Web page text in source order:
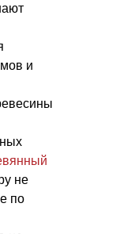
и
не
по